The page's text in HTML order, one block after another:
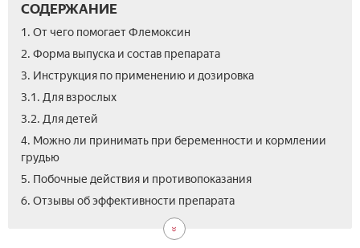
СОДЕРЖАНИЕ
1. От чего помогает Флемоксин
2. Форма выпуска и состав препарата
3. Инструкция по применению и дозировка
3.1. Для взрослых
3.2. Для детей
4. Можно ли принимать при беременности и кормлении
грудью
5. Побочные действия и противопоказания
6. Отзывы об эффективности препарата